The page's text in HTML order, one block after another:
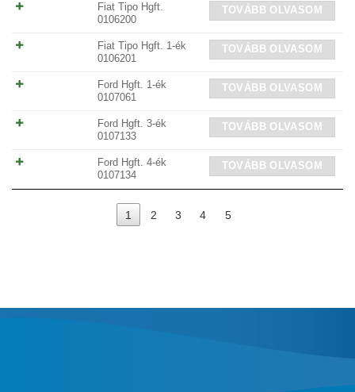
Fiat Tipo Hgft.
0106200
TOVÁBB OLVASOM
Fiat Tipo Hgft. 1-ék
0106201
TOVÁBB OLVASOM
Ford Hgft. 1-ék
0107061
TOVÁBB OLVASOM
Ford Hgft. 3-ék
0107133
TOVÁBB OLVASOM
Ford Hgft. 4-ék
0107134
TOVÁBB OLVASOM
1 2 3 4 5